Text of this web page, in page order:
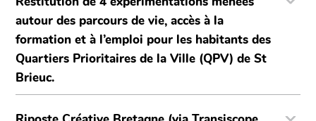
autour des parcours de vie, accès à la
formation et à l’emploi pour les habitants des
Quartiers Prioritaires de la Ville (QPV) de St
Brieuc.